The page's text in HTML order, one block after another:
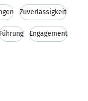
Zuverlässigkeit
Engagement